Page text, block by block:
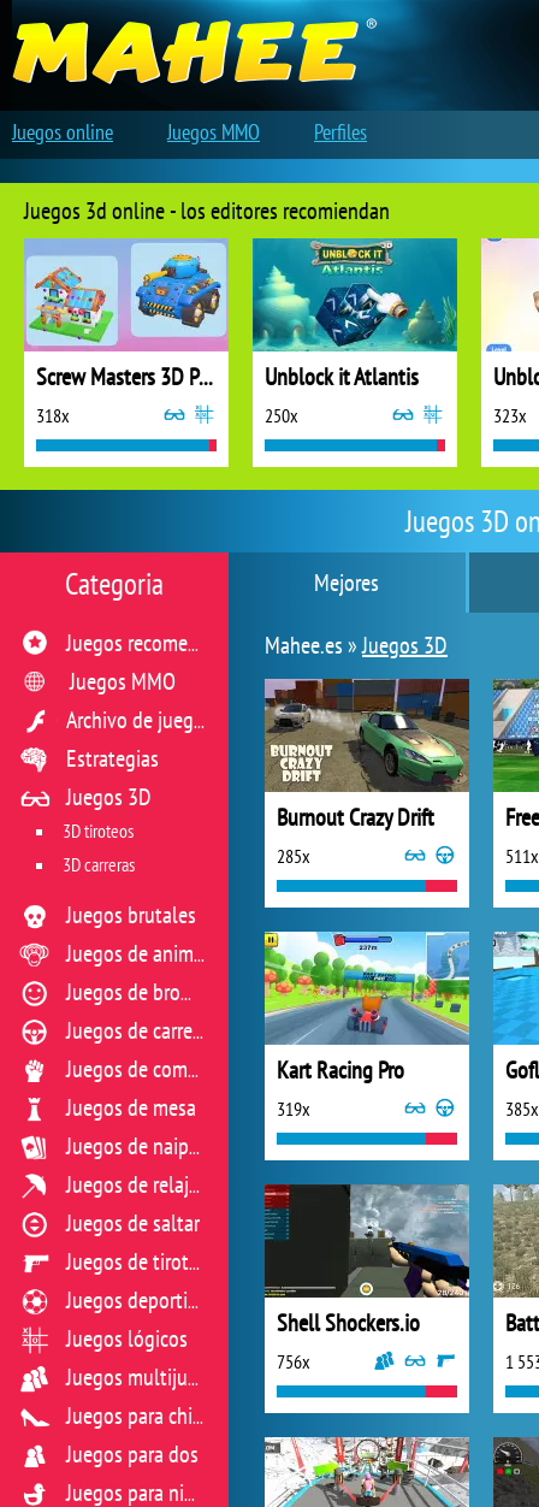
Juegos 3D
Mejores
Mahee.es »Juegos 3D
Burnout Crazy Drift
285x 511x
Kart Racing Pro
319x 385x
Shell Shockers.io
756x 1
Categoria
Juegos recomendados
Juegos MMO
Archivo de juegos flash
Estrategias
Juegos 3D
3D tiroteos
3D carreras
Juegos brutales
Juegos de animales
Juegos de broma
Juegos de carreras
Juegos de combate
Juegos de mesa
Juegos de naipes
Juegos de relajación
Juegos de saltar
Juegos de tiroteo
Juegos deportivos
Juegos lógicos
Juegos multijugador
Juegos para chicas
Juegos para dos
Juegos para niños
Juegos 3d online - los editores recomiendan
Screw Masters 3D Puzzle
318x
Unblock it Atlantis
250x 323x
Juegos online Juegos MMO Perfiles